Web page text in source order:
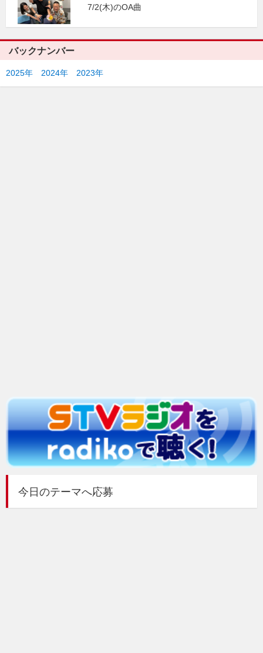
7/2(木)のOA曲
バックナンバー
2025年 2024年 2023年
今日のテーマへ応募